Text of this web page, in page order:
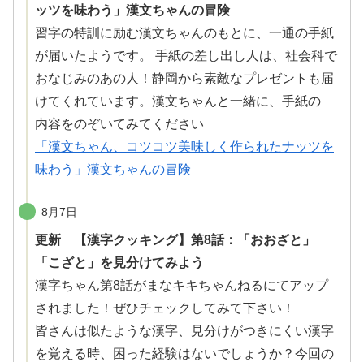
ッツを味わう」漢文ちゃんの冒険
習字の特訓 に励む漢文ちゃんのもとに、 一通の手紙
が届いたようです。 手紙の差し出 し 人 は、 社会科で
おなじみのあの人！ 静岡から素敵なプレゼントも 届
けてくれています。 漢文ちゃんと一緒に、 手紙の
内容をのぞいてみてください
「漢文ちゃん、コツコツ美味しく作られたナッツを
味わう」漢文ちゃんの冒険
8月7日
更新 【漢字クッキング】第8話：「おおざと」
「こざと」を見分けてみよう
漢字ちゃん第8話がまなキキちゃんねるにてアップ
されました！ぜひチェックしてみて下さい！
皆さんは似たような漢字 見分けがつきにくい漢字
を覚 える時 困 った経験はないでしょうか？ 今回の